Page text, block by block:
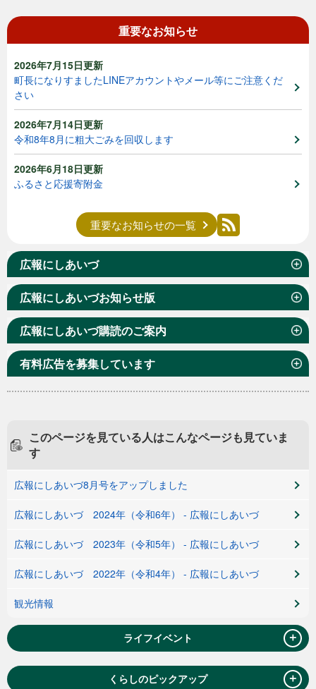
重要なお知らせ
2026年7月15日更新
町長になりすましたLINEアカウントやメール等にご注意くだ
さい
2026年7月14日更新
令和8年8月に粗大ごみを回収します
2026年6月18日更新
ふるさと応援寄附金
重要なお知らせの一覧
広報にしあいづ
広報にしあいづお知らせ版
広報にしあいづ購読のご案内
有料広告を募集しています
このページを見ている人はこんなページも見ていま
す
広報にしあいづ8月号をアップしました
広報にしあいづ 2024年（令和6年） - 広報にしあいづ
広報にしあいづ 2023年（令和5年） - 広報にしあいづ
広報にしあいづ 2022年（令和4年） - 広報にしあいづ
観光情報
ライフイベント ＋
くらしのピックアップ ＋